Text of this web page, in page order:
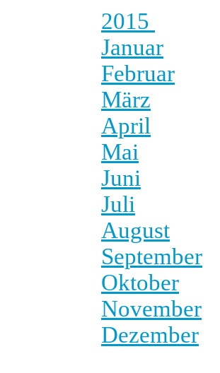
2015
Januar
Februar
März
April
Mai
Juni
Juli
August
September
Oktober
November
Dezember